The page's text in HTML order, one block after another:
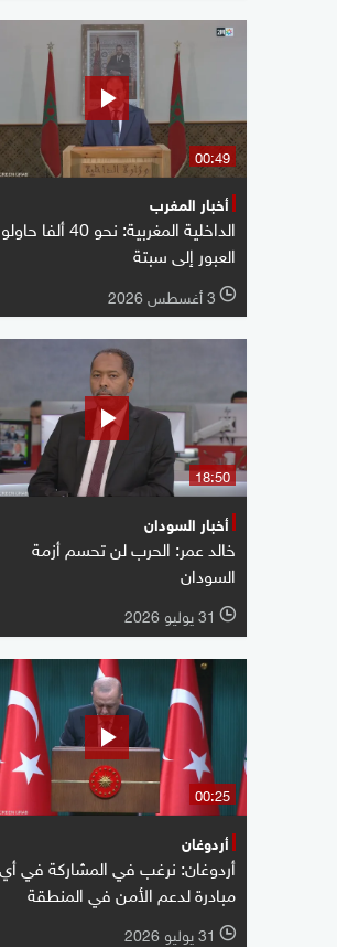
00:49
أخبار المغرب
الداخلية المغربية: نحو 40 ألفا
العبور إلى سبتة
l 3 أغسطس 2026
18:50
أخبار السودان
خالد عمر: الحرب لن تحسم أزمة
السودان
l 31 يوليو 2026
00:25
أردوغان
أردوغان: نرغب في المشاركة في أي
مبادرة لدعم الأمن في المنطقة
l 31 يوليو 2026